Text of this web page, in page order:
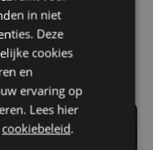
drie rijstroken
in niet
Deze
cookies
en
ervaring op
Lees hier
cookiebeleid.